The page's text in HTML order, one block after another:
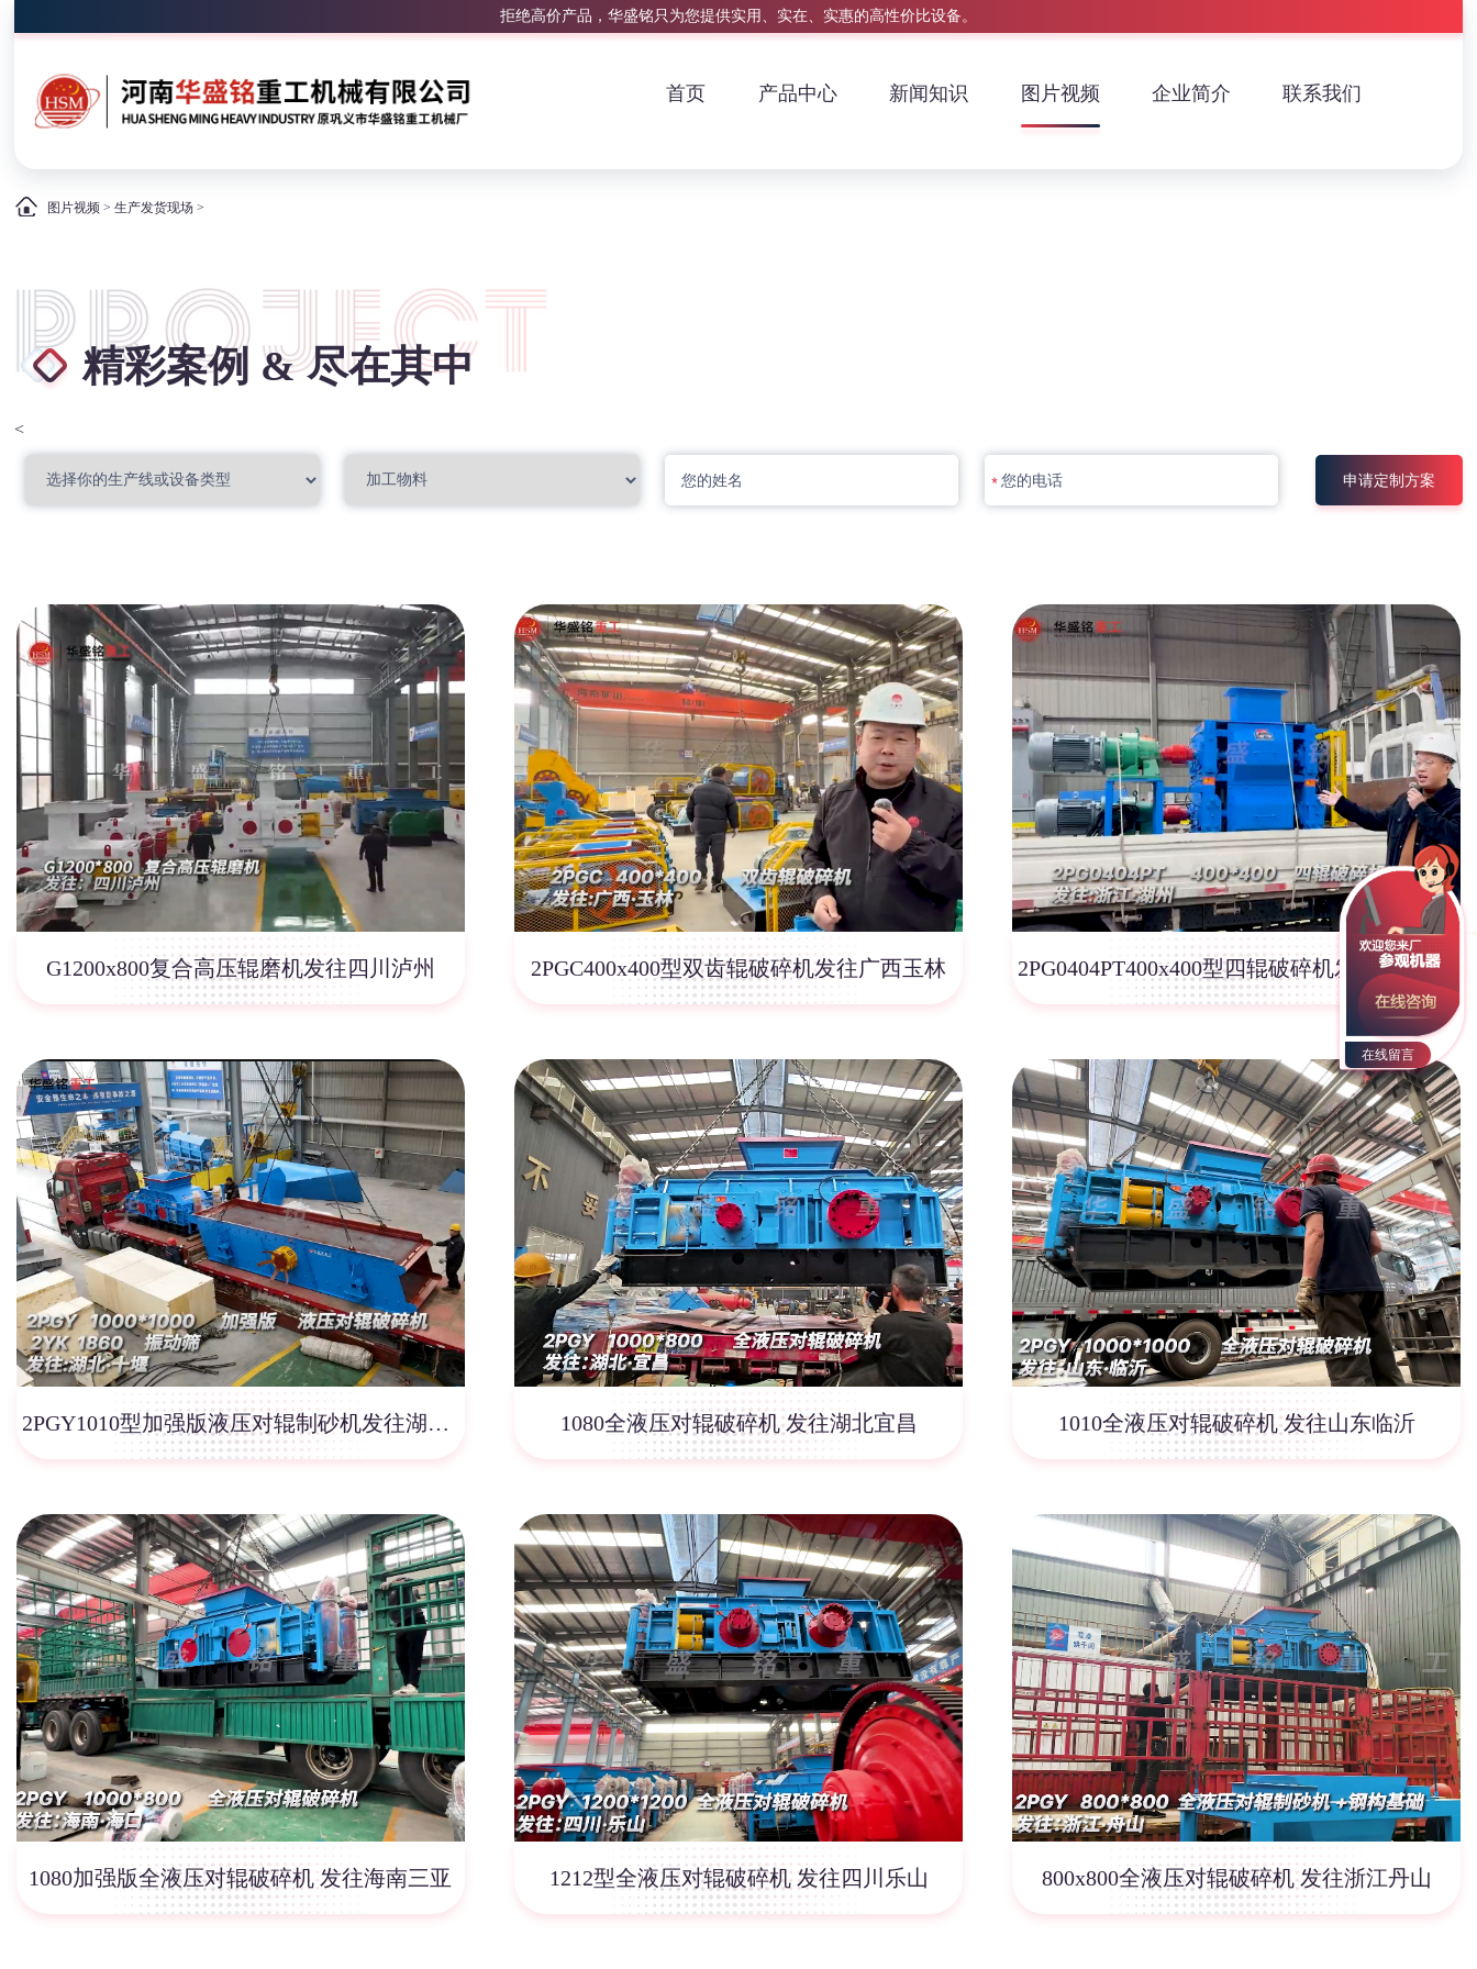
拒绝高价产品，华盛铭只为您提供实用、实在、实惠的高性价比设备。
首页 产品中心 新闻知识 图片视频 企业简介 联系我们
图片视频 >生产发货现场 >
精彩案例 & 尽在其中
<
申请定制方案
G1200x800复合高压辊磨机发往四川泸州 2PGC400x400型双齿辊破碎机发往广西玉林 2PG0404PT400x400型四辊破碎机发往浙江湖州
2PGY1010型加强版液压对辊制砂机发往湖北十堰 1080全液压对辊破碎机 发往湖北宜昌 1010全液压对辊破碎机 发往山东临沂
1080加强版全液压对辊破碎机 发往海南三亚 1212型全液压对辊破碎机 发往四川乐山 800x800全液压对辊破碎机 发往浙江丹山
在线留言